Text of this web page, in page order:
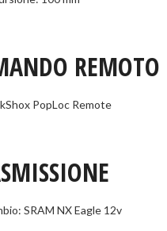
REMOTO
PopLoc Remote
SRAM NX Eagle 12v